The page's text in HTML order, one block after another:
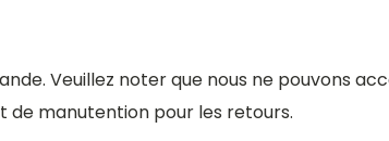
Veuillez noter que nous ne pouvons
de manutention pour les retours.